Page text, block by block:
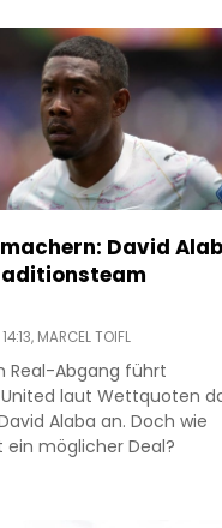
David
MARCEL TOIFL
Real-Abgang führt
laut Wettquoten
Alaba an. Doch wie
ein möglicher Deal?